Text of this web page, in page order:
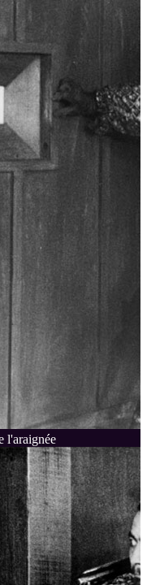
l'araignée